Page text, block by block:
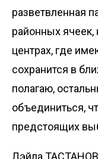
разветвленная
районных ячеек,
центрах, где
сохранится в
полагаю,
объединиться,
предстоящих
Лэйла